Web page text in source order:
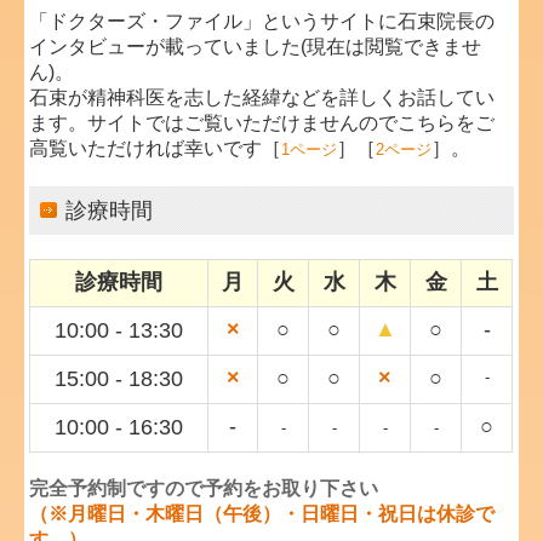
「ドクターズ・ファイル」というサイト に石束院長の
インタビューが載っていました(現在は閲覧できませ
ん)。
石束が精神科医を志した経緯などを詳しくお話してい
ます。サイトではご覧いただけませんのでこちらをご
高覧いただければ幸いです［ 1ページ ］［2ページ ］。
診療時間
診療時間 月 火 水 木 金
土
10:00 - 13:30 × ○ ○ ▲ ○ -
15:00 - 18:30 × ○ ○ × ○ -
10:00 - 16:30 - - - - - ○
完全予約制ですので予約をお取り下さい
（※月曜日・木曜日（午後）・日曜日・祝日は休診で